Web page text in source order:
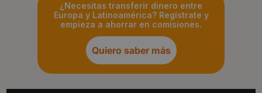
¿Necesitas transferir dinero entre
Europa y Latinoamérica? Regístrate y
empieza a ahorrar en comisiones.
Quiero saber más